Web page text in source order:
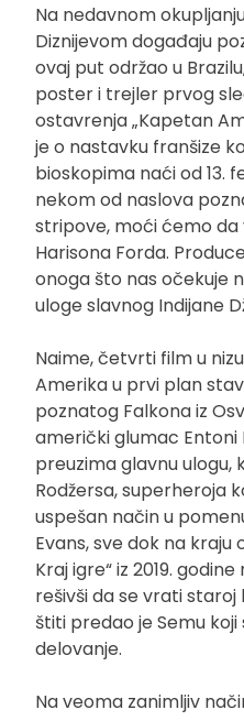
Na nedavnom
Diznijevom događaju
ovaj put održao u
poster i trejler prvog
ostavrenja „Kapetan
je o nastavku franšize
bioskopima naći od 13.
nekom od naslova
stripove, moći ćemo
Harisona Forda.
onoga što nas očekuje
uloge slavnog Indijane
Naime, četvrti film u
Amerika u prvi plan
poznatog Falkona iz
američki glumac Entoni
preuzima glavnu ulogu,
Rodžersa, superheroja
uspešan način u
Evans, sve dok na kraju
Kraj igre“ iz 2019.
rešivši da se vrati staroj
štiti predao je Semu
delovanje.
Na veoma zanimljiv